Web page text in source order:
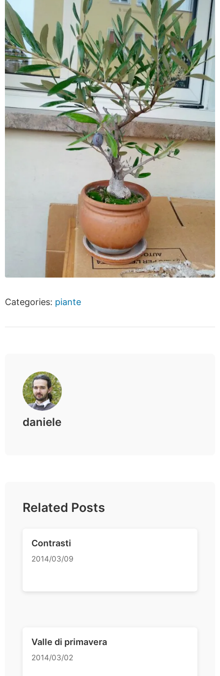
Categories: piante
daniele
Related Posts
Contrasti
2014/03/09
Valle di primavera
2014/03/02